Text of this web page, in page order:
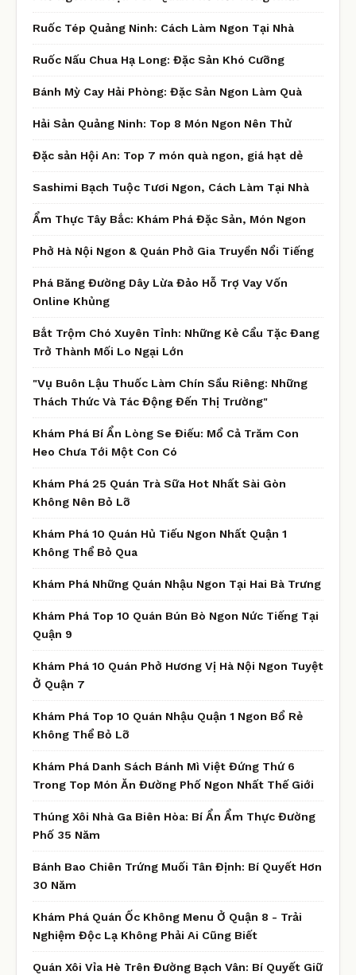
Ruốc Tép Quảng Ninh: Cách Làm Ngon Tại Nhà
Ruốc Nấu Chua Hạ Long: Đặc Sản Khó Cưỡng
Bánh Mỳ Cay Hải Phòng: Đặc Sản Ngon Làm Quà
Hải Sản Quảng Ninh: Top 8 Món Ngon Nên Thử
Đặc sản Hội An: Top 7 món quà ngon, giá hạt dẻ
Sashimi Bạch Tuộc Tươi Ngon, Cách Làm Tại Nhà
Ẩm Thực Tây Bắc: Khám Phá Đặc Sản, Món Ngon
Phở Hà Nội Ngon & Quán Phở Gia Truyền Nổi Tiếng
Phá Băng Đường Dây Lừa Đảo Hỗ Trợ Vay Vốn
Online Khủng
Bắt Trộm Chó Xuyên Tỉnh: Những Kẻ Cẩu Tặc Đang
Trở Thành Mối Lo Ngại Lớn
"Vụ Buôn Lậu Thuốc Làm Chín Sầu Riêng: Những
Thách Thức Và Tác Động Đến Thị Trường"
Khám Phá Bí Ẩn Lòng Se Điếu: Mổ Cả Trăm Con
Heo Chưa Tới Một Con Có
Khám Phá 25 Quán Trà Sữa Hot Nhất Sài Gòn
Không Nên Bỏ Lỡ
Khám Phá 10 Quán Hủ Tiếu Ngon Nhất Quận 1
Không Thể Bỏ Qua
Khám Phá Những Quán Nhậu Ngon Tại Hai Bà Trưng
Khám Phá Top 10 Quán Bún Bò Ngon Nức Tiếng Tại
Quận 9
Khám Phá 10 Quán Phở Hương Vị Hà Nội Ngon Tuyệt
Ở Quận 7
Khám Phá Top 10 Quán Nhậu Quận 1 Ngon Bổ Rẻ
Không Thể Bỏ Lỡ
Khám Phá Danh Sách Bánh Mì Việt Đứng Thứ 6
Trong Top Món Ăn Đường Phố Ngon Nhất Thế Giới
Thúng Xôi Nhà Ga Biên Hòa: Bí Ẩn Ẩm Thực Đường
Phố 35 Năm
Bánh Bao Chiên Trứng Muối Tân Định: Bí Quyết Hơn
30 Năm
Khám Phá Quán Ốc Không Menu Ở Quận 8 - Trải
Nghiệm Độc Lạ Không Phải Ai Cũng Biết
Quán Xôi Vỉa Hè Trên Đường Bạch Vân: Bí Quyết Giữ